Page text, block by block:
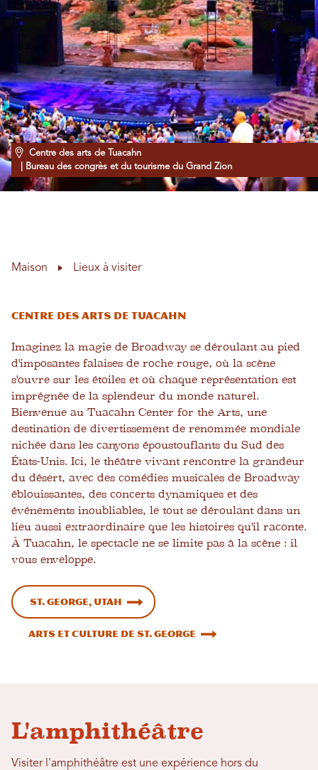
Centre des arts de Tuacahn
| Bureau des congrès et du tourisme du Grand Zion
Maison Lieux à visiter
Centre des arts de Tuacahn
Imaginez la magie de Broadway se déroulant au pied
d'imposantes falaises de roche rouge, où la scène
s'ouvre sur les étoiles et où chaque représentation est
imprégnée de la splendeur du monde naturel.
Bienvenue au Tuacahn Center for the Arts, une
destination de divertissement de renommée mondiale
nichée dans les canyons époustouflants du Sud des
États-Unis. Ici, le théâtre vivant rencontre la grandeur
du désert, avec des comédies musicales de Broadway
éblouissantes, des concerts dynamiques et des
événements inoubliables, le tout se déroulant dans un
lieu aussi extraordinaire que les histoires qu'il raconte.
À Tuacahn, le spectacle ne se limite pas à la scène : il
vous enveloppe.
St. George, Utah
Arts et culture de St. George
L'amphithéâtre
Visiter l'amphithéâtre est une expérience hors du